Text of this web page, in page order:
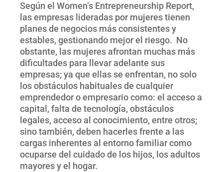
Según el Women’s Entrepreneurship Report,
las empresas lideradas por mujeres tienen
planes de negocios más consistentes y
estables, gestionando mejor el riesgo. No
obstante, las mujeres afrontan muchas más
dificultades para llevar adelante sus
empresas; ya que ellas se enfrentan, no solo
los obstáculos habituales de cualquier
emprendedor o empresario como: el acceso a
capital, falta de tecnología, obstáculos
legales, acceso al conocimiento, entre otros;
sino también, deben hacerles frente a las
cargas inherentes al entorno familiar como
ocuparse del cuidado de los hijos, los adultos
mayores y el hogar.